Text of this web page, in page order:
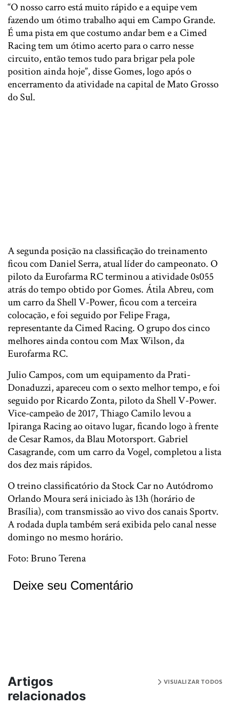
“O nosso carro está muito rápido e a equipe vem
fazendo um ótimo trabalho aqui em Campo Grande.
É uma pista em que costumo andar bem e a Cimed
Racing tem um ótimo acerto para o carro nesse
circuito, então temos tudo para brigar pela pole
position ainda hoje”, disse Gomes, logo após o
encerramento da atividade na capital de Mato Grosso
do Sul.
A segunda posição na classificação do treinamento
ficou com Daniel Serra, atual líder do campeonato. O
piloto da Eurofarma RC terminou a atividade 0s055
atrás do tempo obtido por Gomes. Átila Abreu, com
um carro da Shell V-Power, ficou com a terceira
colocação, e foi seguido por Felipe Fraga,
representante da Cimed Racing. O grupo dos cinco
melhores ainda contou com Max Wilson, da
Eurofarma RC.
Julio Campos, com um equipamento da Prati-
Donaduzzi, apareceu com o sexto melhor tempo, e foi
seguido por Ricardo Zonta, piloto da Shell V-Power.
Vice-campeão de 2017, Thiago Camilo levou a
Ipiranga Racing ao oitavo lugar, ficando logo à frente
de Cesar Ramos, da Blau Motorsport. Gabriel
Casagrande, com um carro da Vogel, completou a lista
dos dez mais rápidos.
O treino classificatório da Stock Car no Autódromo
Orlando Moura será iniciado às 13h (horário de
Brasília), com transmissão ao vivo dos canais Sportv.
A rodada dupla também será exibida pelo canal nesse
domingo no mesmo horário.
Foto: Bruno Terena
Deixe seu Comentário
Artigos
relacionados
VISUALIZAR TODOS